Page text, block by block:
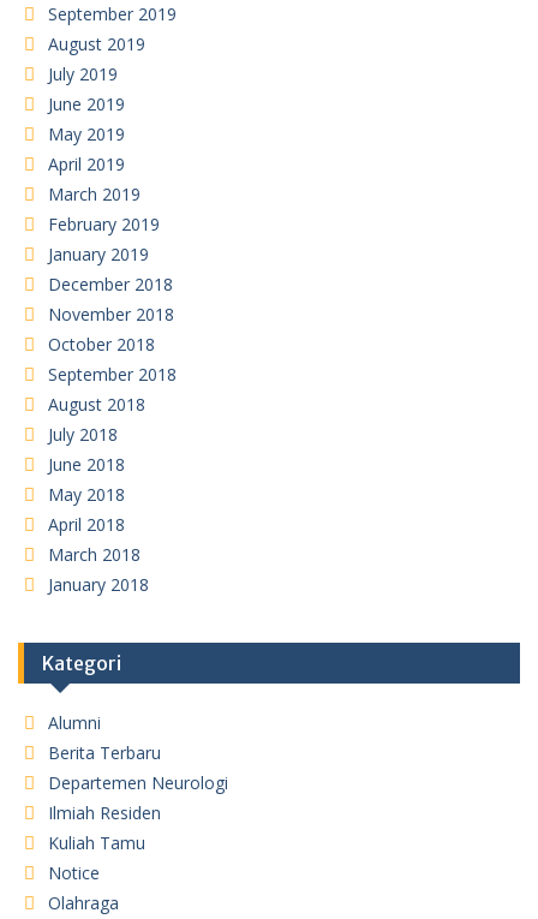
September 2019
August 2019
July 2019
June 2019
May 2019
April 2019
March 2019
February 2019
January 2019
December 2018
November 2018
October 2018
September 2018
August 2018
July 2018
June 2018
May 2018
April 2018
March 2018
January 2018
Kategori
Alumni
Berita Terbaru
Departemen Neurologi
Ilmiah Residen
Kuliah Tamu
Notice
Olahraga